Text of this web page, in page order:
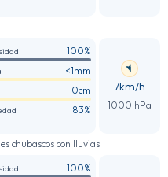
100%
<1mm
0cm
83%
7km/h
1000 hPa
chubascos con lluvias
100%